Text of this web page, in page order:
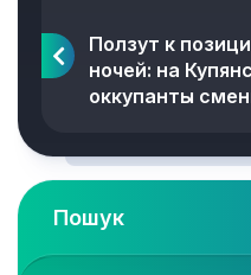
Ползут к
ночей: на
оккупанты
Пошук